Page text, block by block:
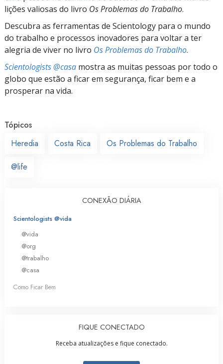
lições valiosas do livro Os Problemas do Trabalho.
Descubra as ferramentas de Scientology para o mundo
do trabalho e processos inovadores para voltar a ter
alegria de viver no livro Os Problemas do Trabalho.
Scientologists @casa mostra as muitas pessoas por todo o
globo que estão a ficar em segurança, ficar bem e a
prosperar na vida.
Tópicos
Heredia
Costa Rica Os Problemas do Trabalho
@life
CONEXÃO DIÁRIA
Scientologists @vida
@vida
@org
@trabalho
@casa
Como Ficar Bem
FIQUE CONECTADO
Receba atualizações e fique conectado.